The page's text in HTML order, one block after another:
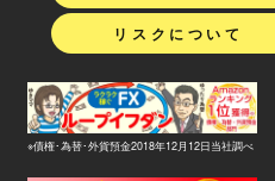
リスクについて
※債権･為替･外貨預金2018年12月12日当社調べ